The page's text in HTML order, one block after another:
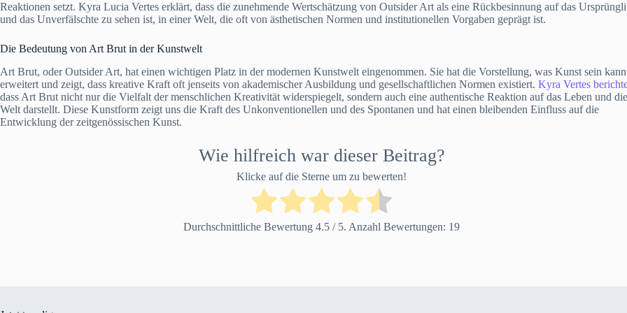
Reaktionen setzt. Kyra Lucia Vertes erklärt, dass die zunehmende Wertschätzung von Outsider Art als eine Rückbesinnung auf das
und das Unverfälschte zu sehen ist, in einer Welt, die oft von ästhetischen Normen und institutionellen Vorgaben geprägt ist.
Die Bedeutung von Art Brut in der Kunstwelt
Art Brut, oder Outsider Art, hat einen wichtigen Platz in der modernen Kunstwelt eingenommen. Sie hat die Vorstellung, was Kunst sein
erweitert und zeigt, dass kreative Kraft oft jenseits von akademischer Ausbildung und gesellschaftlichen Normen existiert. Kyra Vertes
dass Art Brut nicht nur die Vielfalt der menschlichen Kreativität widerspiegelt, sondern auch eine authentische Reaktion auf das Leben und die
Welt darstellt. Diese Kunstform zeigt uns die Kraft des Unkonventionellen und des Spontanen und hat einen bleibenden Einfluss auf die
Entwicklung der zeitgenössischen Kunst.
Wie hilfreich war dieser Beitrag?
Klicke auf die Sterne um zu bewerten!
Durchschnittliche Bewertung4.5 / 5. Anzahl Bewertungen: 19